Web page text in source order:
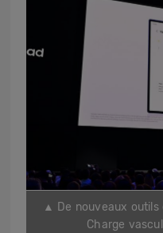
▲ De nouveaux outils
Charge